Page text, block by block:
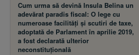
Cum urma să devină Insula Belina un
adevărat paradis fiscal: O lege cu
numeroase facilităţi şi scutiri de taxe,
adoptată de Parlament în aprilie 2019,
a fost declarată ulterior
neconstituţională